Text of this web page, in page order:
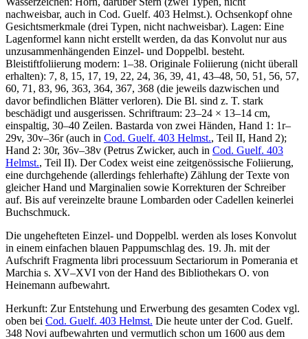
nachweisbar, auch in Cod. Guelf. 403 Helmst.). Ochsenkopf ohne
Gesichtsmerkmale (drei Typen, nicht nachweisbar). Lagen: Eine
Lagenformel kann nicht erstellt werden, da das Konvolut nur aus
unzusammenhängenden Einzel- und Doppelbl. besteht.
Bleistiftfoliierung modern: 1–38. Originale Foliierung (nicht überall
erhalten): 7, 8, 15, 17, 19, 22, 24, 36, 39, 41, 43–48, 50, 51, 56, 57,
60, 71, 83, 96, 363, 364, 367, 368 (die jeweils dazwischen und
davor befindlichen Blätter verloren). Die Bl. sind z. T. stark
beschädigt und ausgerissen. Schriftraum: 23–24 × 13–14 cm,
einspaltig, 30–40 Zeilen. Bastarda von zwei Händen, Hand 1: 1r–
29v, 30v–36r (auch in Cod. Guelf. 403 Helmst., Teil II, Hand 2);
Hand 2: 30r, 36v–38v (Petrus Zwicker, auch in Cod. Guelf. 403
Helmst., Teil II). Der Codex weist eine zeitgenössische Foliierung,
eine durchgehende (allerdings fehlerhafte) Zählung der Texte von
gleicher Hand und Marginalien sowie Korrekturen der Schreiber
auf. Bis auf vereinzelte braune Lombarden oder Cadellen keinerlei
Buchschmuck.
Die ungehefteten Einzel- und Doppelbl. werden als loses Konvolut
in einem einfachen blauen Pappumschlag des. 19. Jh. mit der
Aufschrift Fragmenta libri processuum Sectariorum in Pomerania et
Marchia s. XV–XVI von der Hand des Bibliothekars O. von
Heinemann aufbewahrt.
Herkunft: Zur Entstehung und Erwerbung des gesamten Codex vgl.
oben bei Cod. Guelf. 403 Helmst. Die heute unter der Cod. Guelf.
348 Novi aufbewahrten und vermutlich schon um 1600 aus dem